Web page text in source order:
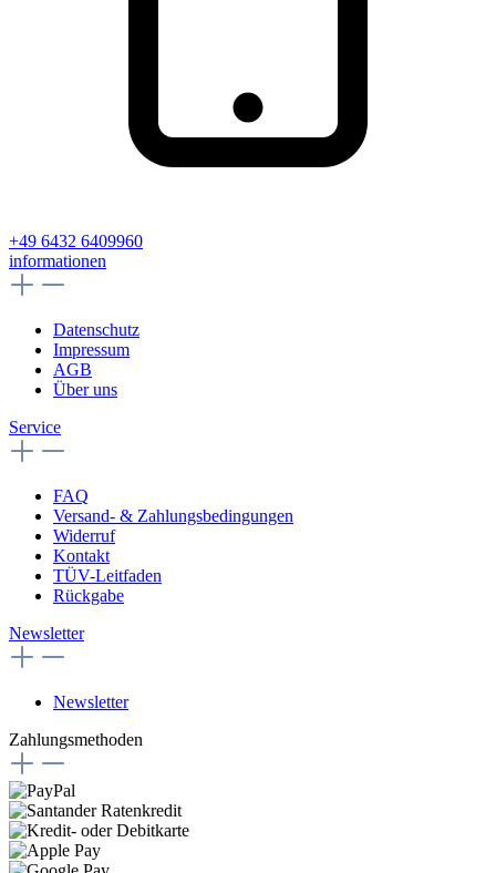
+49 6432 6409960
informationen
Datenschutz
Impressum
AGB
Über uns
Service
FAQ
Versand- & Zahlungsbedingungen
Widerruf
Kontakt
TÜV-Leitfaden
Rückgabe
Newsletter
Newsletter
Zahlungsmethoden